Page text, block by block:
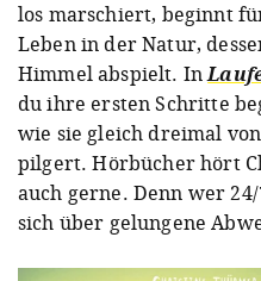
los marschiert, beginnt
Leben in der Natur,
Himmel abspielt. In
du ihre ersten Schritte
wie sie gleich dreimal
pilgert. Hörbücher hört
auch gerne. Denn wer
sich über gelungene